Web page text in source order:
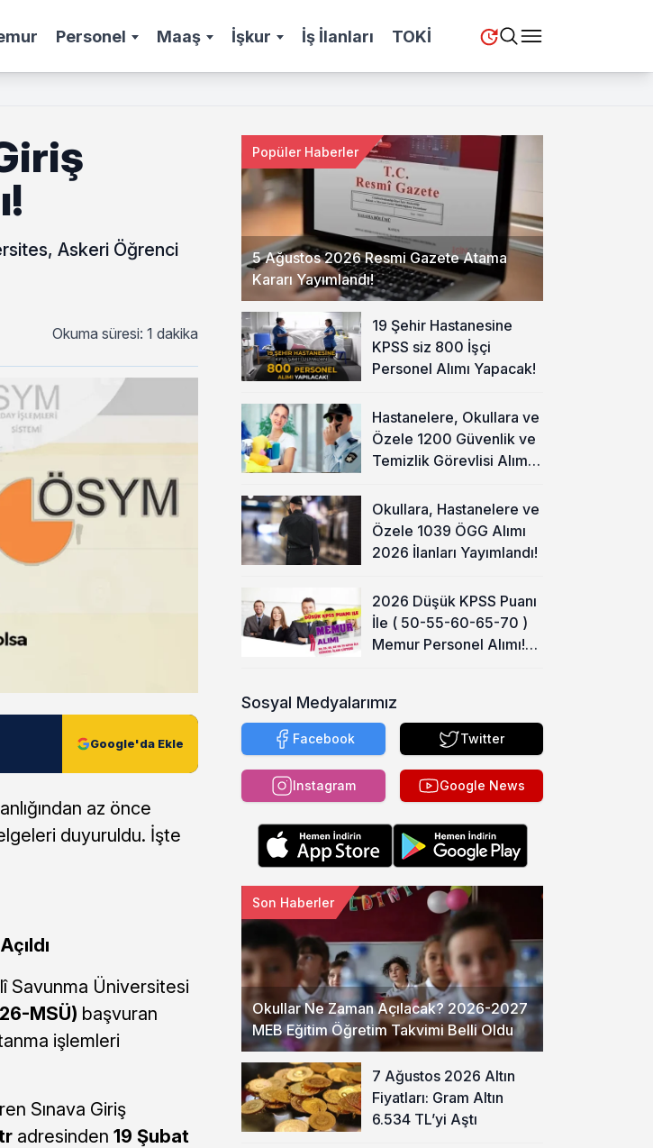
Personel Maaş İşkur İş İlanları TOKİ
Askeri Öğrenci
Okuma süresi: 1 dakika
Google'da Ekle
az önce
duyuruldu. İşte
Savunma Üniversitesi
MSÜ) başvuran
işlemleri
Sınava Giriş
adresinden 19 Şubat
5 Ağustos 2026 Resmi Gazete Atama
Kararı Yayımlandı!
Popüler Haberler
19 Şehir Hastanesine
KPSS siz 800 İşçi
Personel Alımı Yapacak!
Hastanelere, Okullara ve
Özele 1200 Güvenlik ve
Temizlik Görevlisi Alımı
Okullara, Hastanelere ve
Özele 1039 ÖGG Alımı
2026 İlanları Yayımlandı!
2026 Düşük KPSS Puanı
İle ( 50-55-60-65-70 )
Memur Personel Alımı!
Sosyal Medyalarımız
Facebook Twitter
Instagram Google News
Okullar Ne Zaman Açılacak? 2026-2027
MEB Eğitim Öğretim Takvimi Belli Oldu
Son Haberler
7 Ağustos 2026 Altın
Fiyatları: Gram Altın
6.534 TL’yi Aştı